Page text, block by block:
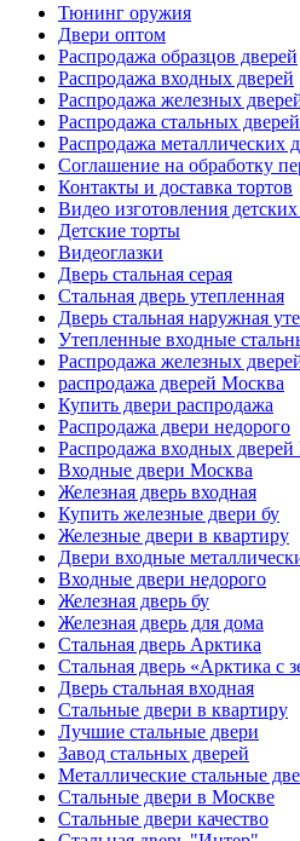
Тюнинг оружия
Двери оптом
Распродажа образцов дверей
Распродажа входных дверей
Распродажа железных
Распродажа стальных дверей
Распродажа металлических
Соглашение на обработку
Контакты и доставка тортов
Видео изготовления детских
Детские торты
Видеоглазки
Дверь стальная серая
Стальная дверь утепленная
Дверь стальная наружная
Утепленные входные
Распродажа железных
распродажа дверей Москва
Купить двери распродажа
Распродажа двери недорого
Распродажа входных
Входные двери Москва
Железная дверь входная
Купить железные двери бу
Железные двери в квартиру
Двери входные
Входные двери недорого
Железная дверь бу
Железная дверь для дома
Стальная дверь Арктика
Стальная дверь «Арктика с
Дверь стальная входная
Стальные двери в квартиру
Лучшие стальные двери
Завод стальных дверей
Металлические стальные
Стальные двери в Москве
Стальные двери качество